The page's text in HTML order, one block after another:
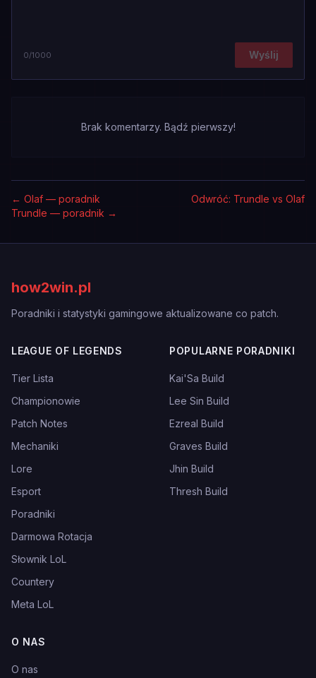
0/1000 Wyślij
Brak komentarzy. Bądź pierwszy!
← Olaf — poradnik
Odwróć: Trundle vs Olaf
Trundle — poradnik →
how2win.pl
Poradniki i statystyki gamingowe aktualizowane co patch.
LEAGUE OF LEGENDS
Tier Lista
Championowie
Patch Notes
Mechaniki
Lore
Esport
Poradniki
Darmowa Rotacja
Słownik LoL
Countery
Meta LoL
POPULARNE PORADNIKI
Kai'Sa Build
Lee Sin Build
Ezreal Build
Graves Build
Jhin Build
Thresh Build
O NAS
O nas